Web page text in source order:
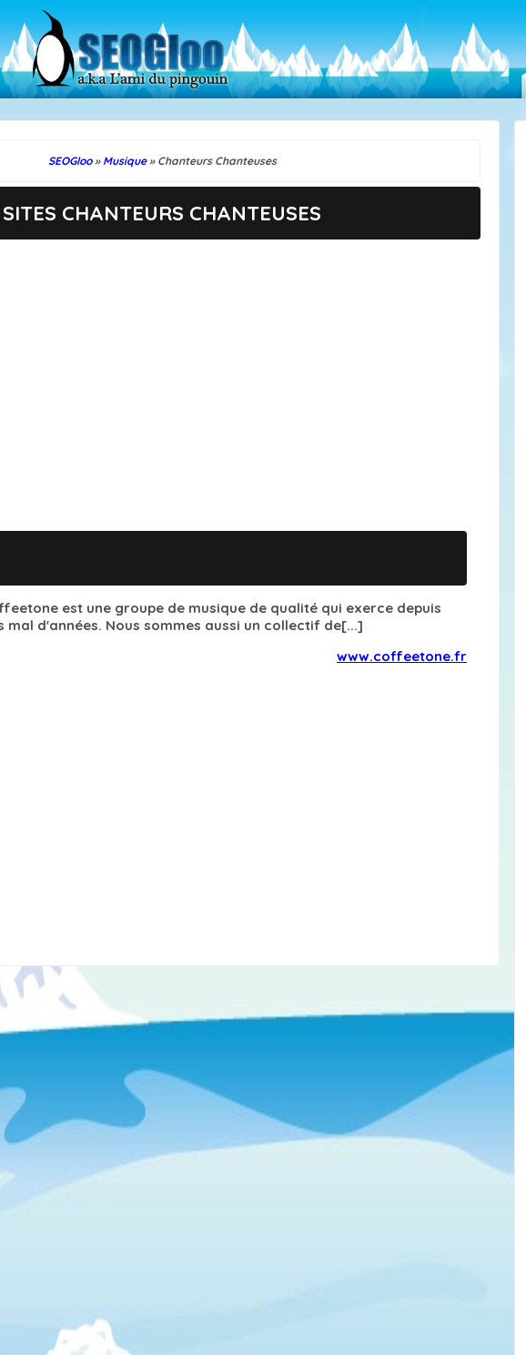
SEOGloo » Musique » Chanteurs Chanteuses
SITES CHANTEURS CHANTEUSES
est une groupe de musique de qualité qui exerce depuis
mal d'années. Nous sommes aussi un collectif de[...]
www.coffeetone.fr